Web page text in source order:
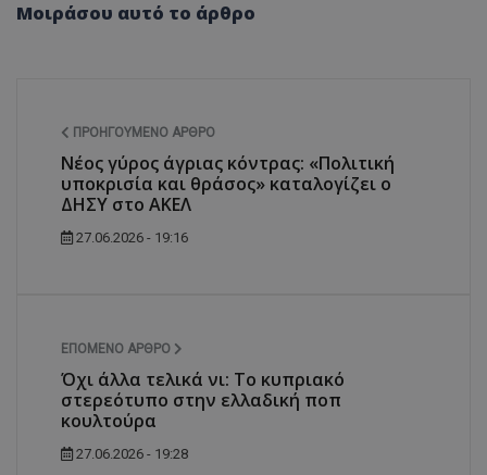
Μοιράσου αυτό το άρθρο
ΠΡΟΗΓΟΎΜΕΝΟ ΆΡΘΡΟ
Νέος γύρος άγριας κόντρας: «Πολιτική
υποκρισία και θράσος» καταλογίζει ο
ΔΗΣΥ στο ΑΚΕΛ
27.06.2026 - 19:16
ΕΠΌΜΕΝΟ ΆΡΘΡΟ
Όχι άλλα τελικά νι: Το κυπριακό
στερεότυπο στην ελλαδική ποπ
κουλτούρα
27.06.2026 - 19:28